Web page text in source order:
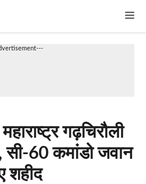
गढ़चिरौली
60 कमांडो जवान
शहीद